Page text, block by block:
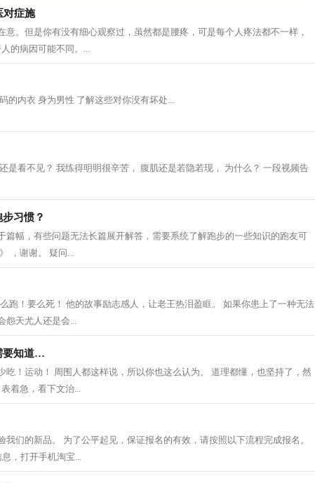
对症施
。但是你有没有细心观察过，虽然都是腰疼，可是每个人疼法都不一样，
的病因可能不同。...
的内衣 身为男性 了解这些对你没有坏处...
是看不见？ 我练得明明很辛苦， 腹肌还是若隐若现， 为什么？ 一段视频告
习惯？
篇幅，有些问题无法长篇展开解答，需要系统了解跑步的一些知识的跑友可
，谢谢。 疑问...
跑！要么死！ 他的故事励志感人，让老王热泪盈眶。 如果你患上了一种无法
怨天尤人还是会...
要知道…
！运动！ 周围人都这样说，所以你也这么认为。 道理都懂，也坚持了，然
着急，看下文治...
们的新品。 为了公平起见，保证报名的有效，请按照以下流程完成报名。
，打开手机淘宝...